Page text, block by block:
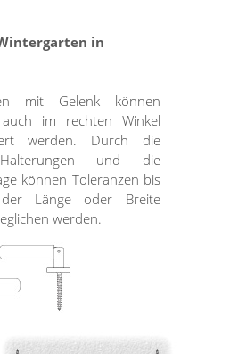
in
mit Gelenk können
im rechten Winkel
werden. Durch die
und die
können Toleranzen bis
Länge oder Breite
werden.